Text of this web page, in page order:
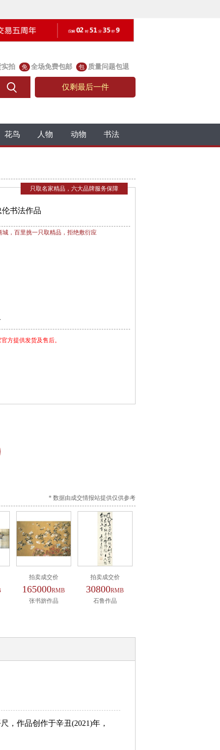
实拍 免 全场免费包邮 包 质量问题包退
仅剩最后一件
花鸟 人物 动物 书法
只取名家精品，六大品牌服务保障
伦书法作品
，百里挑一只取精品，拒绝敷衍应
方提供发货及售后。
* 数据由成交情报站提供仅供参考
拍卖成交价
165000RMB
张书旂作品
拍卖成交价
30800RMB
石鲁作品
，作品创作于辛丑(2021)年，